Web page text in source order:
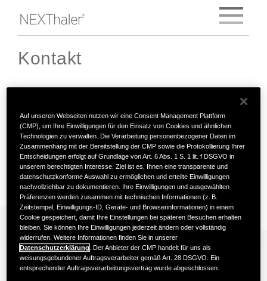
« Zur Startseite
Kontakt
Ludwig‑Erhard‑Straße 34, 20459 Hamburg
(Germany)
Telefon+49 (0)40 897 24-0
FAX+49 (0)40 897 24-212
info.de@chiesi.com
Kontakt für Presse-
Anfragen
Auf unseren Webseiten nutzen wir eine Consent Management Plattform
(CMP), um Ihre Einwilligungen für den Einsatz von Cookies und ähnlichen
Technologien zu verwalten. Die Verarbeitung personenbezogener Daten im
Zusammenhang mit der Bereitstellung der CMP sowie die Protokollierung Ihrer
Entscheidungen erfolgt auf Grundlage von Art. 6 Abs. 1 S. 1 lit. f DSGVO in
unserem berechtigten Interesse. Ziel ist es, Ihnen eine transparente und
datenschutzkonforme Auswahl zu ermöglichen und erteilte Einwilligungen
nachvollziehbar zu dokumentieren. Ihre Einwilligungen und ausgewählten
Präferenzen werden zusammen mit technischen Informationen (z. B.
Zeitstempel, Einwilligungs-ID, Geräte- und Browserinformationen) in einem
Cookie gespeichert, damit Ihre Einstellungen bei späteren Besuchen erhalten
bleiben. Sie können Ihre Einwilligungen jederzeit ändern oder vollständig
widerrufen. Weitere Informationen finden Sie in unserer
Datenschutzerklärung. Der Anbieter der CMP handelt für uns als
weisungsgebundener Auftragsverarbeiter gemäß Art. 28 DSGVO. Ein
entsprechender Auftragsverarbeitungsvertrag wurde abgeschlossen.